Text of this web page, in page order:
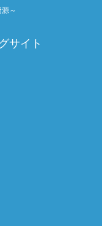
～
サイト